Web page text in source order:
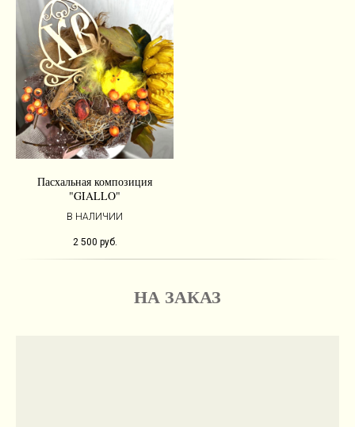
Пасхальная композиция
"GIALLO"
В НАЛИЧИИ
2 500 руб.
НА ЗАКАЗ